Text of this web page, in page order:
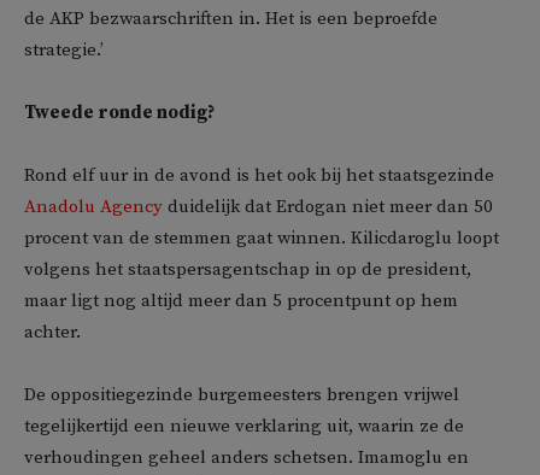
de AKP bezwaarschriften in. Het is een beproefde
strategie.’
Tweede ronde nodig?
Rond elf uur in de avond is het ook bij het staatsgezinde
Anadolu Agency duidelijk dat Erdogan niet meer dan 50
procent van de stemmen gaat winnen. Kilicdaroglu loopt
volgens het staatspersagentschap in op de president,
maar ligt nog altijd meer dan 5 procentpunt op hem
achter.
De oppositiegezinde burgemeesters brengen vrijwel
tegelijkertijd een nieuwe verklaring uit, waarin ze de
verhoudingen geheel anders schetsen. Imamoglu en